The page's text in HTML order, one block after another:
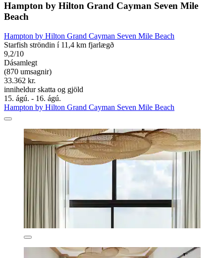
Hampton by Hilton Grand Cayman Seven Mile
Beach
Hampton by Hilton Grand Cayman Seven Mile Beach
Starfish ströndin í 11,4 km fjarlægð
9,2/10
Dásamlegt
(870 umsagnir)
33.362 kr.
inniheldur skatta og gjöld
15. ágú. - 16. ágú.
Hampton by Hilton Grand Cayman Seven Mile Beach